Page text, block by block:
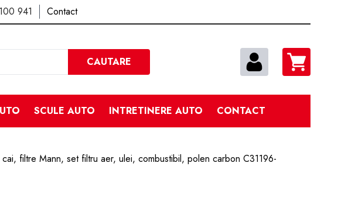
941 Contact
Cautare
CAUTARE
SCULE AUTO INTRETINERE AUTO CONTACT
filtre Mann, set filtru aer, ulei, combustibil, polen carbon C31196-